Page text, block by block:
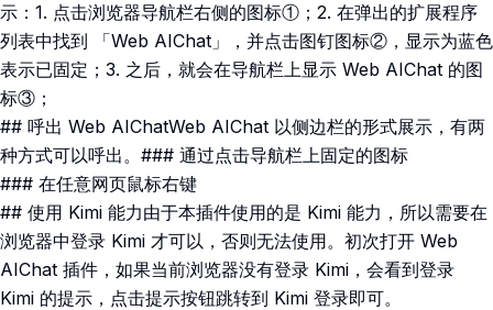
示：1. 点击浏览器导航栏右侧的图标①；2. 在弹出的扩展程序
列表中找到 「Web AIChat」，并点击图钉图标②，显示为蓝色
表示已固定；3. 之后，就会在导航栏上显示 Web AIChat 的图
标③；
## 呼出 Web AIChatWeb AIChat 以侧边栏的形式展示，有两
种方式可以呼出。### 通过点击导航栏上固定的图标
### 在任意网页鼠标右键
## 使用 Kimi 能力由于本插件使用的是 Kimi 能力，所以需要在
浏览器中登录 Kimi 才可以，否则无法使用。初次打开 Web
AIChat 插件，如果当前浏览器没有登录 Kimi，会看到登录
Kimi 的提示，点击提示按钮跳转到 Kimi 登录即可。